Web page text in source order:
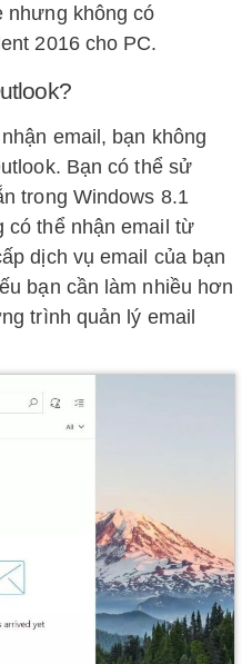
nhưng không có
2016 cho PC.
email, bạn không
Bạn có thể sử
trong Windows 8.1
có thể nhận email từ
dịch vụ email của bạn
bạn cần làm nhiều hơn
trình quản lý email